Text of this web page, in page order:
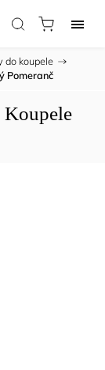
do koupele /
Pomeranč